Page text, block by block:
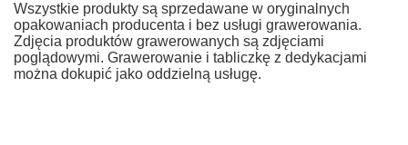
Wszystkie produkty są sprzedawane w oryginalnych
opakowaniach producenta i bez usługi grawerowania.
Zdjęcia produktów grawerowanych są zdjęciami
poglądowymi. Grawerowanie i tabliczkę z dedykacjami
można dokupić jako oddzielną usługę.